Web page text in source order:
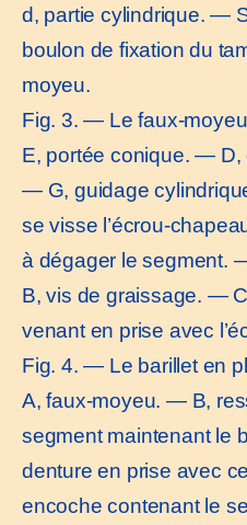
d, partie cylindrique. —
boulon de fixation du
moyeu.
Fig. 3. — Le faux-
E, portée conique. — D,
— G, guidage
se visse l’écrou-
à dégager le segment.
B, vis de graissage. —
venant en prise avec
Fig. 4. — Le barillet en
A, faux-moyeu. — B,
segment maintenant le
denture en prise avec
encoche contenant le